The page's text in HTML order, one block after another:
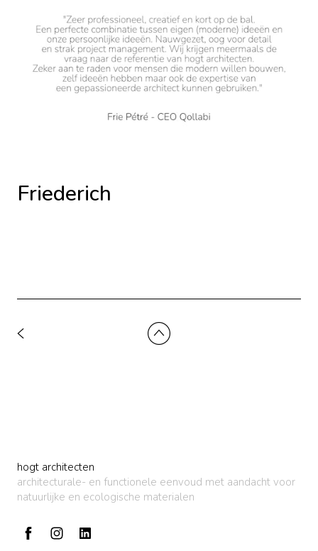
Friederich
hogt architecten
architecturale- en functionele eenvoud met aandacht voor
natuurlijke en ecologische materialen